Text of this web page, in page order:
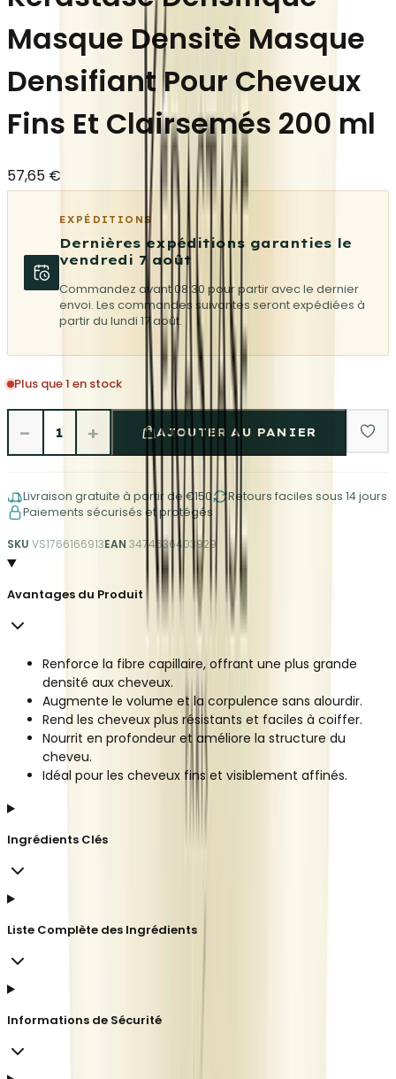
Masque Densitè Masque
Densifiant Pour Cheveux
Fins Et Clairsemés 200 ml
57,65 €
EXPÉDITIONS
Dernières expéditions garanties le
vendredi 7 août
Commandez avant 08:30 pour partir avec le dernier
envoi. Les commandes suivantes seront expédiées à
partir du lundi 17 août.
Plus que 1 en stock
− 1 + AJOUTER AU PANIER
Livraison gratuite à partir de €150
Retours faciles sous 14 jours
Paiements sécurisés et protégés
SKU VS1766166913EAN 3474636403929
Avantages du Produit
Renforce la fibre capillaire, offrant une plus grande
densité aux cheveux.
Augmente le volume et la corpulence sans alourdir.
Rend les cheveux plus résistants et faciles à coiffer.
Nourrit en profondeur et améliore la structure du
cheveu.
Idéal pour les cheveux fins et visiblement affinés.
Ingrédients Clés
Liste Complète des Ingrédients
Informations de Sécurité